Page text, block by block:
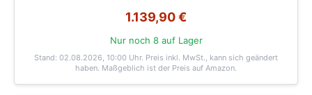
1.139,90 €
Nur noch 8 auf Lager
Stand: 02.08.2026, 10:00 Uhr. Preis inkl. MwSt., kann sich geändert
haben. Maßgeblich ist der Preis auf Amazon.